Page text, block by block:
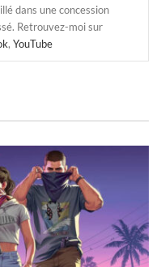
dans une concession
Retrouvez-moi sur
, YouTube